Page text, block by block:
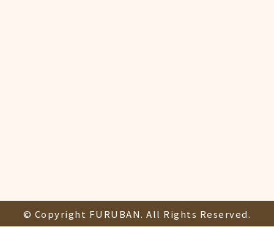
© Copyright FURUBAN. All Rights Reserved.